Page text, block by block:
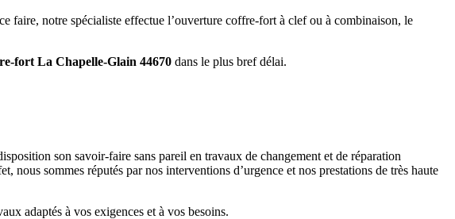
faire, notre spécialiste effectue l’ouverture coffre-fort à clef ou à combinaison, le
fort La Chapelle-Glain 44670 dans le plus bref délai.
son savoir-faire sans pareil en travaux de changement et de réparation
sommes réputés par nos interventions d’urgence et nos prestations de très haute
adaptés à vos exigences et à vos besoins.